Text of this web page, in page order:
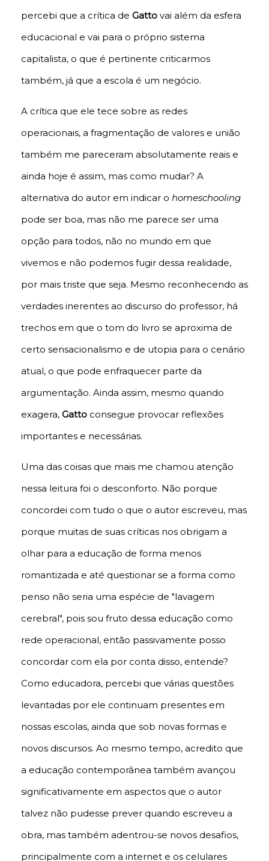
percebi que a crítica de Gatto vai além da esfera
educacional e vai para o próprio sistema
capitalista, o que é pertinente criticarmos
também, já que a escola é um negócio.
A crítica que ele tece sobre as redes
operacionais, a fragmentação de valores e união
também me pareceram absolutamente reais e
ainda hoje é assim, mas como mudar? A
alternativa do autor em indicar o homeschooling
pode ser boa, mas não me parece ser uma
opção para todos, não no mundo em que
vivemos e não podemos fugir dessa realidade,
por mais triste que seja. Mesmo reconhecendo as
verdades inerentes ao discurso do professor, há
trechos em que o tom do livro se aproxima de
certo sensacionalismo e de utopia para o cenário
atual, o que pode enfraquecer parte da
argumentação. Ainda assim, mesmo quando
exagera, Gatto consegue provocar reflexões
importantes e necessárias.
Uma das coisas que mais me chamou atenção
nessa leitura foi o desconforto. Não porque
concordei com tudo o que o autor escreveu, mas
porque muitas de suas críticas nos obrigam a
olhar para a educação de forma menos
romantizada e até questionar se a forma como
penso não seria uma espécie de "lavagem
cerebral", pois sou fruto dessa educação como
rede operacional, então passivamente posso
concordar com ela por conta disso, entende?
Como educadora, percebi que várias questões
levantadas por ele continuam presentes em
nossas escolas, ainda que sob novas formas e
novos discursos. Ao mesmo tempo, acredito que
a educação contemporânea também avançou
significativamente em aspectos que o autor
talvez não pudesse prever quando escreveu a
obra, mas também adentrou-se novos desafios,
principalmente com a internet e os celulares